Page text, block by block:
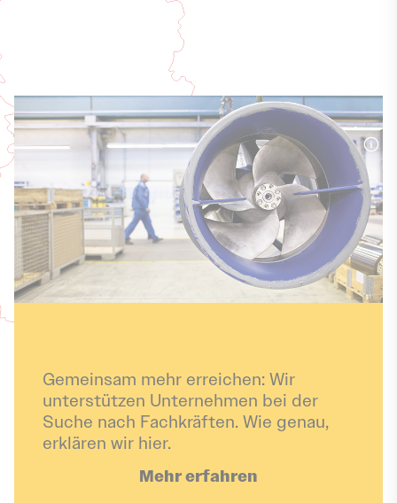
Gemeinsam mehr erreichen: Wir
unterstützen Unternehmen bei der
Suche nach Fachkräften. Wie genau,
erklären wir hier.
Mehr erfahren